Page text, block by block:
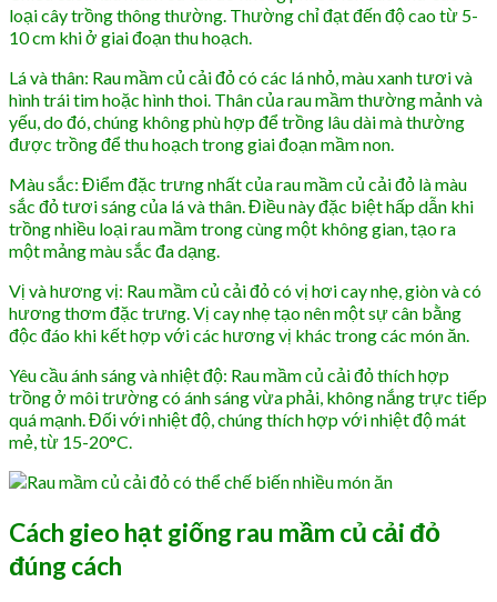
loại cây trồng thông thường. Thường chỉ đạt đến độ cao từ 5-
10 cm khi ở giai đoạn thu hoạch.
Lá và thân: Rau mầm củ cải đỏ có các lá nhỏ, màu xanh tươi và
hình trái tim hoặc hình thoi. Thân của rau mầm thường mảnh và
yếu, do đó, chúng không phù hợp để trồng lâu dài mà thường
được trồng để thu hoạch trong giai đoạn mầm non.
Màu sắc: Điểm đặc trưng nhất của rau mầm củ cải đỏ là màu
sắc đỏ tươi sáng của lá và thân. Điều này đặc biệt hấp dẫn khi
trồng nhiều loại rau mầm trong cùng một không gian, tạo ra
một mảng màu sắc đa dạng.
Vị và hương vị: Rau mầm củ cải đỏ có vị hơi cay nhẹ, giòn và có
hương thơm đặc trưng. Vị cay nhẹ tạo nên một sự cân bằng
độc đáo khi kết hợp với các hương vị khác trong các món ăn.
Yêu cầu ánh sáng và nhiệt độ: Rau mầm củ cải đỏ thích hợp
trồng ở môi trường có ánh sáng vừa phải, không nắng trực tiếp
quá mạnh. Đối với nhiệt độ, chúng thích hợp với nhiệt độ mát
mẻ, từ 15-20°C.
Cách gieo hạt giống rau mầm củ cải đỏ
đúng cách